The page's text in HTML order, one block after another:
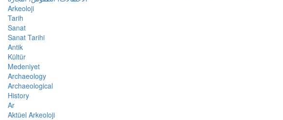
Arkeoloji
Tarih
Sanat
Sanat Tarihi
Antik
Kültür
Medeniyet
Archaeology
Archaeological
History
Ar
Aktüel Arkeoloji